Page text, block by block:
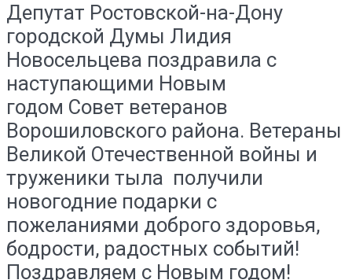
Депутат Ростовской-на-Дону
городской Думы Лидия
Новосельцева поздравила с
наступающими​ Новым
годом Совет​ ветеранов​
Ворошиловского​ района. Ветераны​
Великой Отечественной войны и
труженики тыла ​ получили
новогодние подарки с
пожеланиями доброго здоровья,
бодрости, радостных событий!
Поздравляем​ с​ Новым​ годом!